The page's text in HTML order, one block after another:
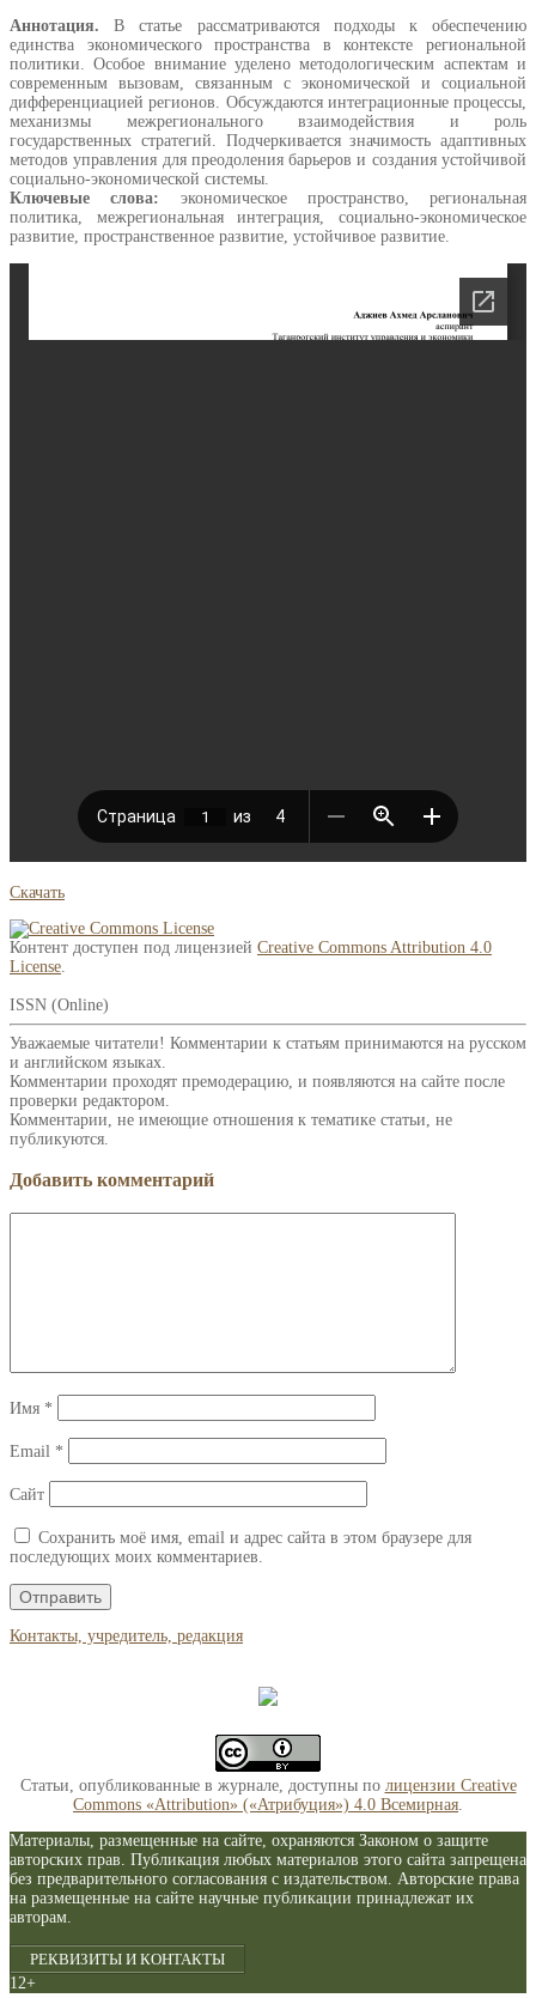
Аннотация. В статье рассматриваются подходы к обеспечению
единства экономического пространства в контексте региональной
политики. Особое внимание уделено методологическим аспектам и
современным вызовам, связанным с экономической и социальной
дифференциацией регионов. Обсуждаются интеграционные процессы,
механизмы межрегионального взаимодействия и роль
государственных стратегий. Подчеркивается значимость адаптивных
методов управления для преодоления барьеров и создания устойчивой
социально-экономической системы.
Ключевые слова: экономическое пространство, региональная
политика, межрегиональная интеграция, социально-экономическое
развитие, пространственное развитие, устойчивое развитие.
Скачать
Контент доступен под лицензией Creative Commons Attribution 4.0
License
ISSN (Online)
Уважаемые читатели! Комментарии к статьям принимаются на русском
и английском языках.
Комментарии проходят премодерацию, и появляются на сайте после
проверки редактором.
Комментарии, не имеющие отношения к тематике статьи, не
публикуются.
Добавить комментарий
Имя *
Email *
Сайт
Сохранить моё имя, email и адрес сайта в этом браузере для
последующих моих комментариев.
Контакты, учредитель, редакция
Статьи, опубликованные в журнале, доступны по лицензии Creative
Commons «Attribution» («Атрибуция») 4.0 Всемирная
Материалы, размещенные на сайте, охраняются Законом о защите
авторских прав. Публикация любых материалов этого сайта запрещена
без предварительного согласования с издательством. Авторские права
на размещенные на сайте научные публикации принадлежат их
авторам.
РЕКВИЗИТЫ И КОНТАКТЫ
12+